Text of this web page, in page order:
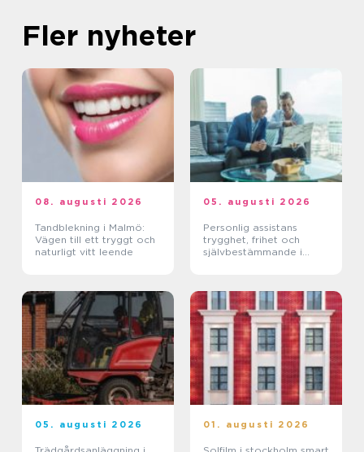
Fler nyheter
08. augusti 2026
Tandblekning i Malmö:
Vägen till ett tryggt och
naturligt vitt leende
05. augusti 2026
Personlig assistans
trygghet, frihet och
självbestämmande i
05. augusti 2026 01. augusti 2026